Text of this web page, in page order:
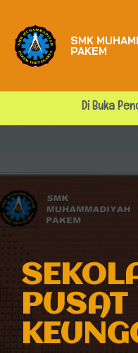
SMK
PAKEM
Di Buka
PUSAT